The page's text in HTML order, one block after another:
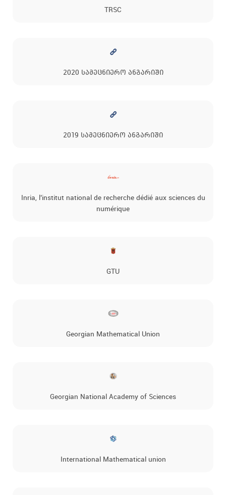
TRSC
2020 სამეცნიერო ანგარიში
2019 სამეცნიერო ანგარიში
Inria, l’institut national de recherche dédié aux sciences du
numérique
GTU
Georgian Mathematical Union
Georgian National Academy of Sciences
International Mathematical union